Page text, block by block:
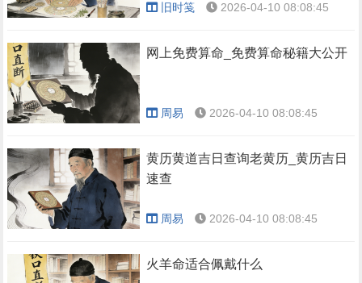
旧时笺 2026-04-10 08:08:45
网上免费算命_免费算命秘籍大公开
周易 2026-04-10 08:08:45
黄历黄道吉日查询老黄历_黄历吉日
速查
周易 2026-04-10 08:08:45
火羊命适合佩戴什么